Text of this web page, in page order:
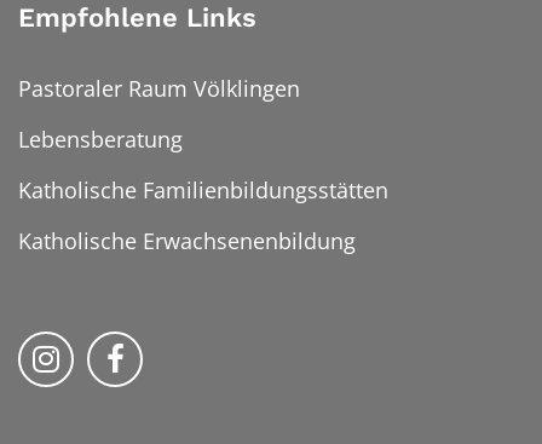
Empfohlene Links
Pastoraler Raum Völklingen
Lebensberatung
Katholische Familienbildungsstätten
Katholische Erwachsenenbildung
Folge uns auf Instragram
Folge uns auf Facebook